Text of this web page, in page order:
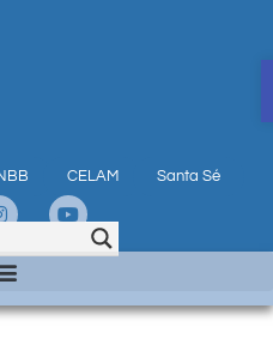
CELAM Santa Sé